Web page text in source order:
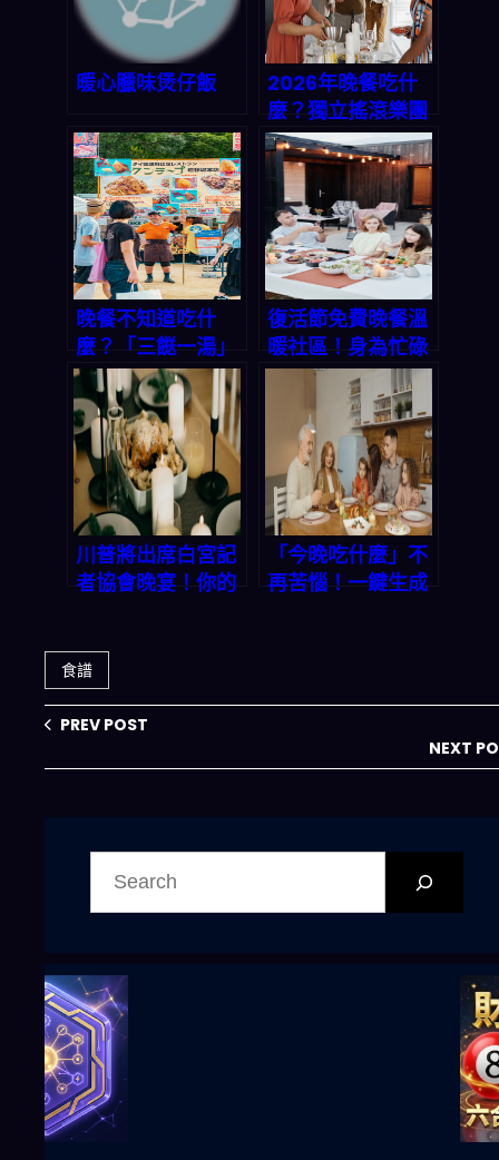
暖心臘味煲仔飯
2026年晚餐吃什
麼？獨立搖滾樂團
與你的共同煩惱：
一鍵解決三餸一湯
的選擇焦慮
晚餐不知道吃什
麼？「三餸一湯」
一鍵生成，讓你輕
鬆搞定今晚菜單｜
2026 轉化率優化
專題
復活節免費晚餐溫
暖社區！身為忙碌
上班族的你，該如
何輕鬆搞定每天的
「今晚吃什麼」？
川普將出席白宮記
者協會晚宴！你的
菜單讓你不再為吃
飯發愁
「今晚吃什麼」不
再苦惱！一鍵生成
食譜
PREV POST
NEXT